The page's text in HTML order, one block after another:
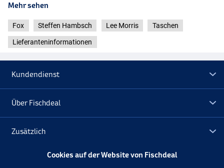
Mehr sehen
Fox Steffen Hambsch Lee Morris Taschen
Lieferanteninformationen
Kundendienst
Über Fischdeal
Zusätzlich
Lagerräumung
Cookies auf der Website von Fischdeal